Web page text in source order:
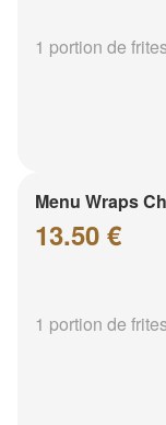
1 portion de
Menu Wraps
13.50 €
1 portion de